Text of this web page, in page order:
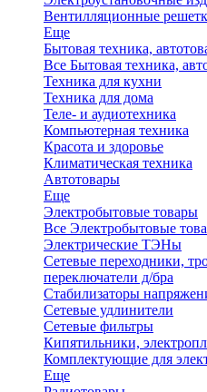
Вентилляционные
Еще
Бытовая техника,
Все Бытовая техника,
Техника для кухни
Техника для дома
Теле- и аудиотехника
Компьютерная техника
Красота и здоровье
Климатическая техника
Автотовары
Еще
Электробытовые товары
Все Электробытовые
Электрические ТЭНы
Сетевые переходники,
переключатели д/бра
Стабилизаторы
Сетевые удлинители
Сетевые фильтры
Кипятильники,
Комплектующие для
Еще